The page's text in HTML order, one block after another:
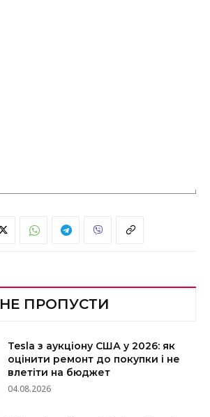
НЕ ПРОПУСТИ
Tesla з аукціону США у 2026: як
оцінити ремонт до покупки і не
влетіти на бюджет
04.08.2026